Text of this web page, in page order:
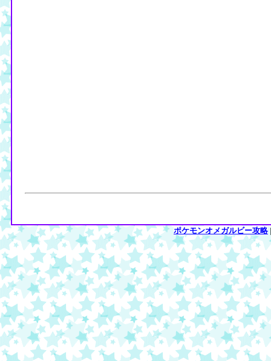
ポケモンオメガルビー攻略